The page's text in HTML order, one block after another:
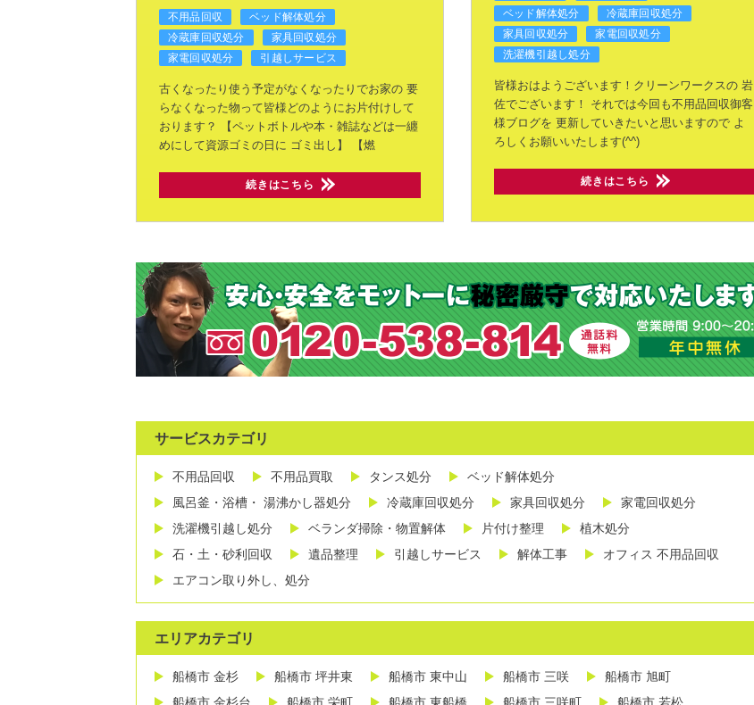
不用品回収
ベッド解体処分
冷蔵庫回収処分
家具回収処分
家電回収処分
引越しサービス
古くなったり使う予定がなくなったりでお家の 要
らなくなった物って皆様どのようにお片付けして
おります？
【ペットボトルや本・雑誌などは一纏
めにして資源ゴミの日に ゴミ出し】 【燃
続きはこちら
ベッド解体処分
冷蔵庫回収処分
家具回収処分
家電回収処分
洗濯機引越し処分
皆様おはようございます！クリーンワークスの 岩
佐でございます！ それでは今回も不用品回収御客
様ブログを 更新していきたいと思いますので よ
ろしくお願いいたします(^^)
続きはこちら
サービスカテゴリ
不用品回収 不用品買取 タンス処分
ベッド解体処分
風呂釜・浴槽・ 湯沸かし器処分
冷蔵庫回収処分 家具回収処分
家電回収処分
洗濯機引越し処分
ベランダ掃除・物置解体 片付け整理
植木処分
石・土・砂利回収
遺品整理 引越しサービス 解体工事
オフィス 不用品回収
エアコン取り外し、処分
エリアカテゴリ
船橋市 金杉 船橋市 坪井東 船橋市 東中山 船橋市 三咲
船橋市 旭町